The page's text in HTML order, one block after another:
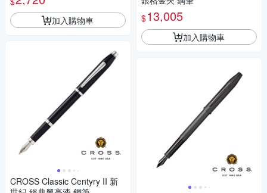
加入購物車
CROSS Classic Centyry II 新
$13,005
加入購物車